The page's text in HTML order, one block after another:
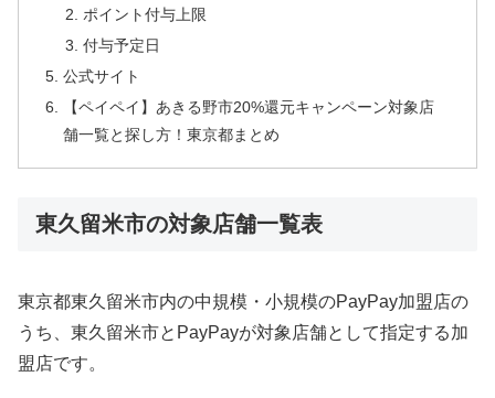
ポイント付与上限
付与予定日
公式サイト
【ペイペイ】あきる野市20%還元キャンペーン対象店
舗一覧と探し方！東京都まとめ
東久留米市の対象店舗一覧表
東京都東久留米市内の中規模・小規模のPayPay加盟店の
うち、東久留米市とPayPayが対象店舗として指定する加
盟店です。